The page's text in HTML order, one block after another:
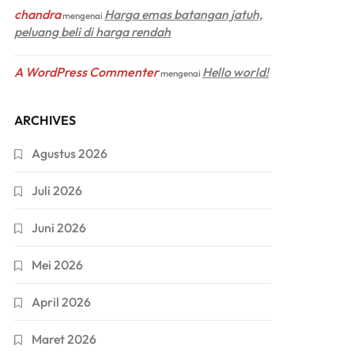
chandramengenai Harga emas batangan jatuh,
peluang beli di harga rendah
A WordPress Commentermengenai Hello world!
ARCHIVES
Agustus 2026
Juli 2026
Juni 2026
Mei 2026
April 2026
Maret 2026